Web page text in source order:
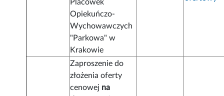
Placówek
Opiekuńczo-
Wychowawczych
"Parkowa" w
Krakowie
Zaproszenie do
złożenia oferty
cenowej na